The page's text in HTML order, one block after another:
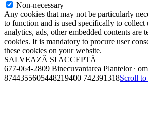
Non-necessary
Any cookies that may not be particularly
to function and is used specifically to collect
analytics, ads, other embedded contents are
cookies. It is mandatory to procure user
these cookies on your website.
SALVEAZĂ ȘI ACCEPTĂ
677-064-2809 Binecuvantarea Plantelor ∙
8744355605448219400 742391318Scroll to